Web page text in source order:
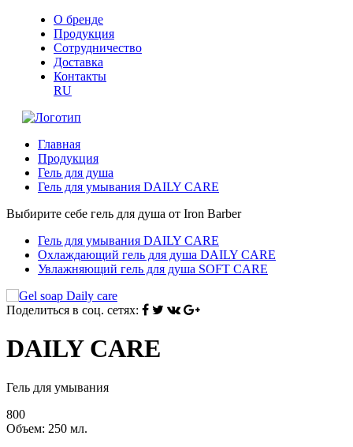
О бренде
Продукция
Сотрудничество
Доставка
Контакты
RU
Главная
Продукция
Гель для душа
Гель для умывания DAILY CARE
Выбирите себе гель для душа от Iron Barber
Гель для умывания DAILY CARE
Охлаждающий гель для душа DAILY CARE
Увлажняющий гель для душа SOFT CARE
Поделиться в соц. сетях:
DAILY CARE
Гель для умывания
800
Объем: 250 мл.